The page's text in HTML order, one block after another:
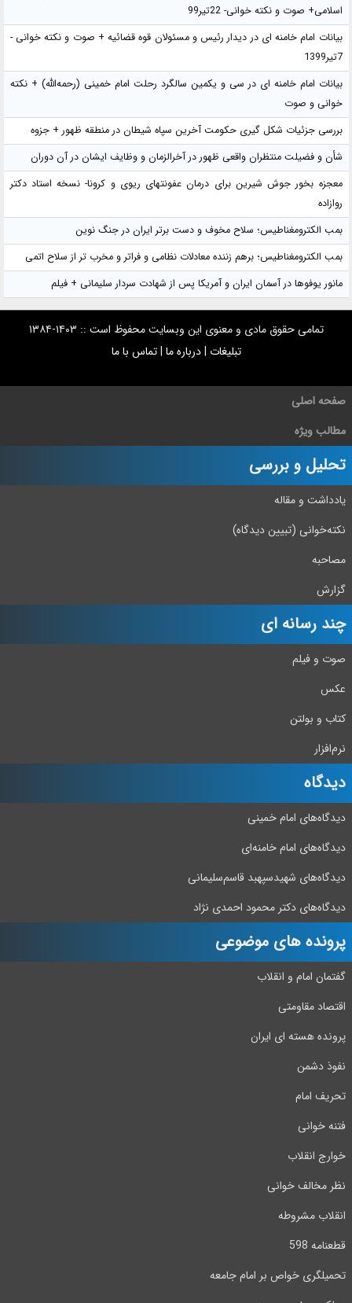
اسلامی+ صوت و نکته خوانی- 22تیر99
بیانات امام خامنه ای در دیدار رئیس و مسئولان قوه قضائیه + صوت و نکته خوانی -
7تیر1399
بیانات امام خامنه ای در سی و یکمین سالگرد رحلت امام خمینی (رحمه‌الله) + نکته
خوانی و صوت
بررسی جزئیات شکل گیری حکومت آخرین سپاه شیطان در منطقه ظهور + جزوه
شأن و فضیلت منتظران واقعی ظهور در آخرالزمان و وظایف ایشان در آن دوران
معجزه بخور جوش شیرین برای درمان عفونتهای ریوی و کرونا- نسخه استاد دکتر
روازاده
بمب الکترومغناطیس؛ سلاح مخوف و دست برتر ایران در جنگ نوین
بمب الکترومغناطیس؛ برهم زننده معادلات نظامی و فراتر و مخرب تر از سلاح اتمی
مانور یوفوها در آسمان ایران و آمریکا پس از شهادت سردار سلیمانی + فیلم
تمامی حقوق مادی و معنوی این وبسایت محفوظ است :: ۱۴۰۳-۱۳۸۴
تبلیغات |درباره ما |تماس با ما
صفحه اصلی
مطالب ویژه
تحلیل و بررسی
یادداشت و مقاله
نکته‌خوانی (تبیین دیدگاه)
مصاحبه
گزارش
چند رسانه ای
صوت و فیلم
عکس
کتاب و بولتن
نرم‌افزار
دیدگاه‌
دیدگاه‌های امام خمینی
دیدگاه‌های امام خامنه‌ای
دیدگاه‌های شهید‌سپهبد قاسم‌سلیمانی
دیدگاه‌های دکتر محمود احمدی نژاد
پرونده های موضوعی
گفتمان امام و انقلاب
اقتصاد مقاومتی
پرونده هسته ای ایران
نفوذ دشمن
تحریف امام
فتنه خوانی
خوارج انقلاب
نظر مخالف خوانی
انقلاب مشروطه
قطعنامه 598
تحمیلگری خواص بر امام جامعه